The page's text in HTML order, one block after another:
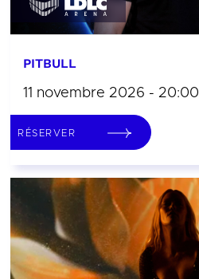
PITBULL
11 novembre 2026 - 20:00
RÉSERVER